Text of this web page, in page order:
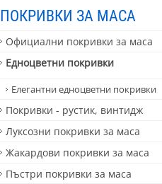
ПОКРИВКИ ЗА МАСА
Официални покривки за маса
Едноцветни покривки
Елегантни едноцветни покривки
Покривки - рустик, винтидж
Луксозни покривки за маса
Жакардови покривки за маса
Пъстри покривки за маса